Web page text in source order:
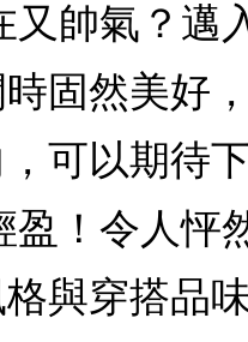
帥氣？邁
固然美好
可以期待
！令人怦
與穿搭品